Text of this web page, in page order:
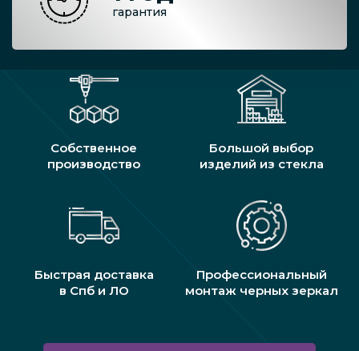
гарантия
Собственное
производство
Большой выбор
изделий из стекла
Быстрая доставка
в Спб и ЛО
Профессиональный
монтаж черных зеркал